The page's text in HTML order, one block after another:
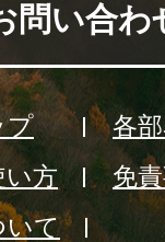
問い合わ
プ
各
方
免
いて